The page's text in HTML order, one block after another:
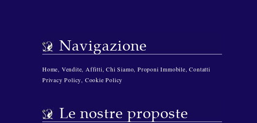
Navigazione
Home, Vendite, Affitti,Chi Siamo,Proponi Immobile,Contatti
Privacy Policy, Cookie Policy
Le nostre proposte